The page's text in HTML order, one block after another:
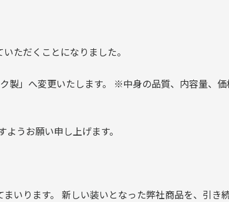
ただくことになりました。
」へ変更いたします。 ※中身の品質、内容量、
うお願い申し上げます。
いります。 新しい装いとなった弊社商品を、引き